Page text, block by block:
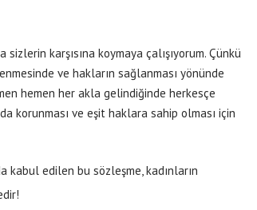
karşısına koymaya çalışıyorum. Çünkü
ve hakların sağlanması yönünde
hemen her akla gelindiğinde herkesçe
korunması ve eşit haklara sahip olması için
kabul edilen bu sözleşme, kadınların